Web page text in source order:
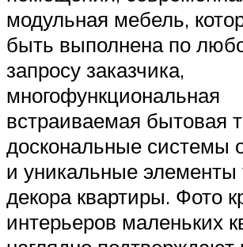
модульная мебель,
быть выполнена по
запросу заказчика,
многофункциональная
встраиваемая бытовая
доскональные системы
и уникальные элементы
декора квартиры. Фото
интерьеров маленьких